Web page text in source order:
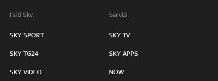
I siti Sky:
SKY SPORT
SKY TG24
SKY VIDEO
Servizi:
SKY TV
SKY APPS
NOW